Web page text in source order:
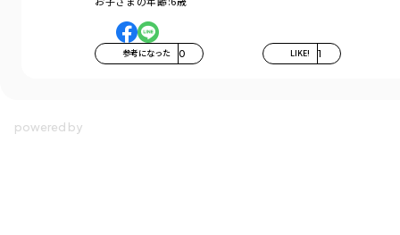
参考になった 0 LIKE! 1